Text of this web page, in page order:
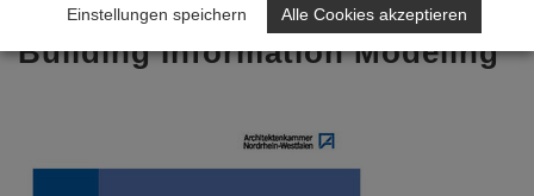
Juristischer Leitfaden „BIM -
Building Information Modeling“
Einstellungen speichern Alle Cookies akzeptieren